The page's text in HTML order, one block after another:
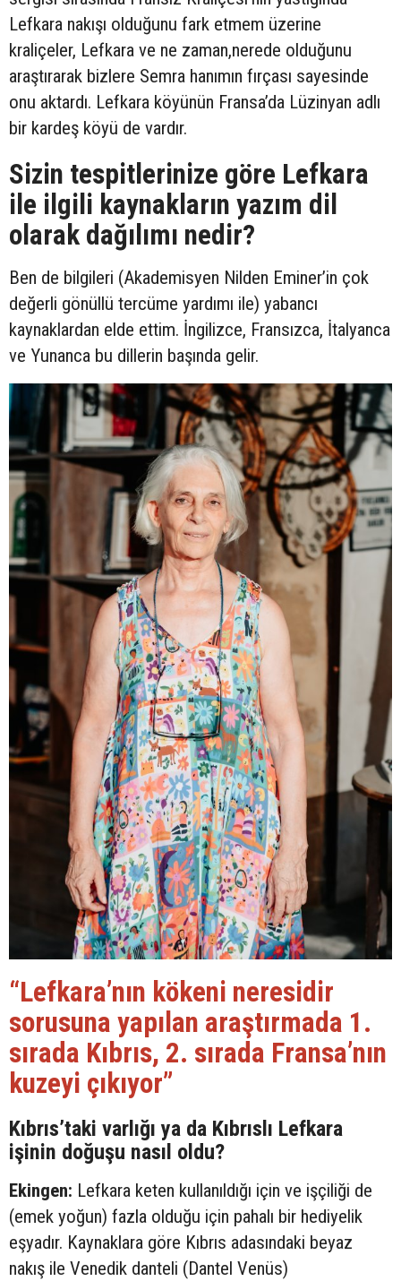
Lefkara nakışı olduğunu fark etmem üzerine
kraliçeler, Lefkara ve ne zaman,nerede olduğunu
araştırarak bizlere Semra hanımın fırçası sayesinde
onu aktardı. Lefkara köyünün Fransa’da Lüzinyan adlı
bir kardeş köyü de vardır.
Sizin tespitlerinize göre Lefkara
ile ilgili kaynakların yazım dil
olarak dağılımı nedir?
Ben de bilgileri (Akademisyen Nilden Eminer’in çok
değerli gönüllü tercüme yardımı ile) yabancı
kaynaklardan elde ettim. İngilizce, Fransızca, İtalyanca
ve Yunanca bu dillerin başında gelir.
“Lefkara’nın kökeni neresidir
sorusuna yapılan araştırmada 1.
sırada Kıbrıs, 2. sırada Fransa’nın
kuzeyi çıkıyor”
Kıbrıs’taki varlığı ya da Kıbrıslı Lefkara
işinin doğuşu nasıl oldu?
Ekingen: Lefkara keten kullanıldığı için ve işçiliği de
(emek yoğun) fazla olduğu için pahalı bir hediyelik
eşyadır. Kaynaklara göre Kıbrıs adasındaki beyaz
nakış ile Venedik danteli (Dantel Venüs)